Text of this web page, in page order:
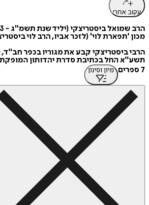
עקוב אחרי
מכון 'תפארת לוי' (לזכר אביו, הרב לוי
הרבי ביסטריצקי קבע את מגוריו בכפר
תשע"א החל בכתיבת סדרת יהדותון המופקת
7 ספרים
מיון וסינון